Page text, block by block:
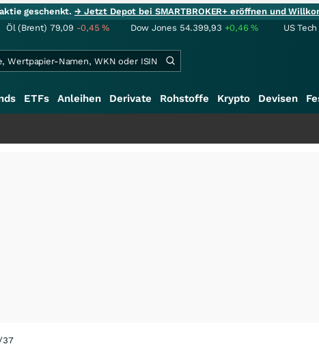
geschenkt.→ Jetzt Depot bei SMARTBROKER+ eröffnen und
Öl (Brent) 79,09 -0,45% Dow Jones 54.399,93 +0,46% US
ETFs Anleihen Derivate Rohstoffe Krypto Devisen
37